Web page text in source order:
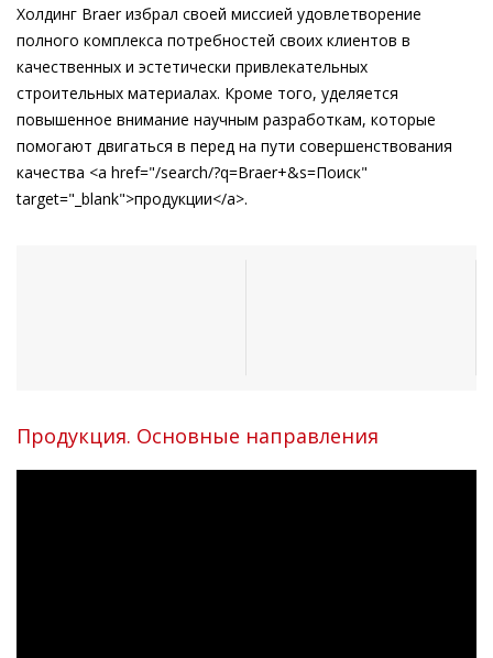
Холдинг Braer избрал своей миссией удовлетворение
полного комплекса потребностей своих клиентов в
качественных и эстетически привлекательных
строительных материалах. Кроме того, уделяется
повышенное внимание научным разработкам, которые
помогают двигаться в перед на пути совершенствования
качества <a href="/search/?q=Braer+&s=Поиск"
target="_blank">продукции</a>.
Продукция. Основные направления